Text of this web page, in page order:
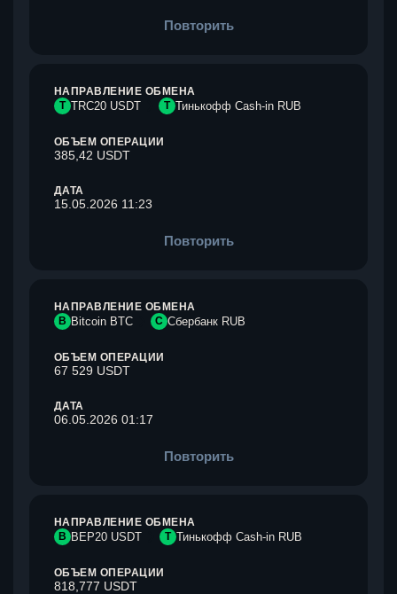
Повторить
НАПРАВЛЕНИЕ ОБМЕНА
T TRC20 USDT Т Тинькофф Cash-in RUB
ОБЪЕМ ОПЕРАЦИИ
385,42 USDT
ДАТА
15.05.2026 11:23
Повторить
НАПРАВЛЕНИЕ ОБМЕНА
B Bitcoin BTC С Сбербанк RUB
ОБЪЕМ ОПЕРАЦИИ
67 529 USDT
ДАТА
06.05.2026 01:17
Повторить
НАПРАВЛЕНИЕ ОБМЕНА
B BEP20 USDT Т Тинькофф Cash-in RUB
ОБЪЕМ ОПЕРАЦИИ
818,777 USDT